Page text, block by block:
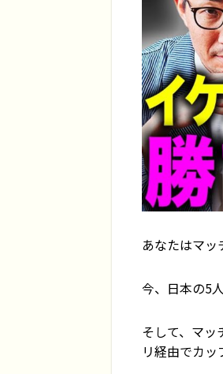
あなたはマッ
今、日本の5
そして、マッ
リ経由でカッ